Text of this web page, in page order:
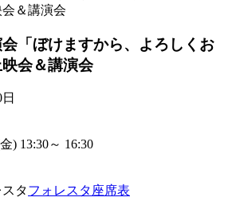
＆講演会
「ぼけますから、よろしくお
会＆講演会
) 13:30～ 16:30
タフォレスタ座席表